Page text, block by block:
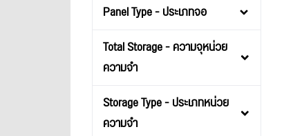
Panel Type - ประเภทจอ
Total Storage - ความจุหน่วย
ความจำ
Storage Type - ประเภทหน่วย
ความจำ